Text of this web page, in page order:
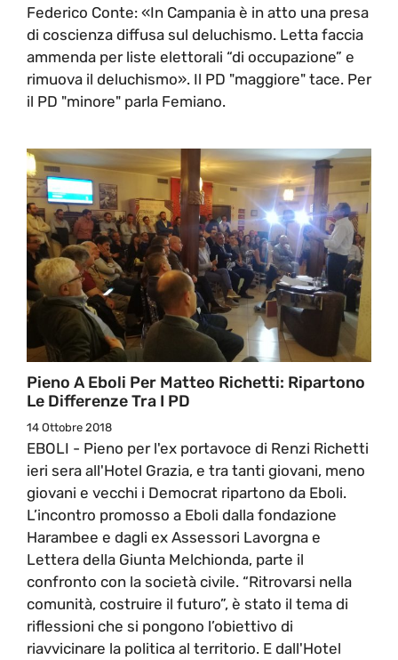
Federico Conte: «In Campania è in atto una presa
di coscienza diffusa sul deluchismo. Letta faccia
ammenda per liste elettorali “di occupazione” e
rimuova il deluchismo». Il PD "maggiore" tace. Per
il PD "minore" parla Femiano.
Pieno A Eboli Per Matteo Richetti: Ripartono
Le Differenze Tra I PD
14 Ottobre 2018
EBOLI - Pieno per l'ex portavoce di Renzi Richetti
ieri sera all'Hotel Grazia, e tra tanti giovani, meno
giovani e vecchi i Democrat ripartono da Eboli.
L’incontro promosso a Eboli dalla fondazione
Harambee e dagli ex Assessori Lavorgna e
Lettera della Giunta Melchionda, parte il
confronto con la società civile. “Ritrovarsi nella
comunità, costruire il futuro”, è stato il tema di
riflessioni che si pongono l’obiettivo di
riavvicinare la politica al territorio. E dall'Hotel